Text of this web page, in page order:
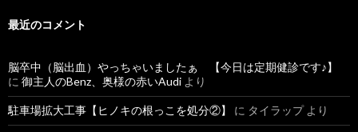
最近のコメント
脳卒中（脳出血）やっちゃいましたぁ 【今日は定期健診です♪】
に 御主人のBenz、奥様の赤いAudi より
駐車場拡大工事【ヒノキの根っこを処分②】 に タイラップより